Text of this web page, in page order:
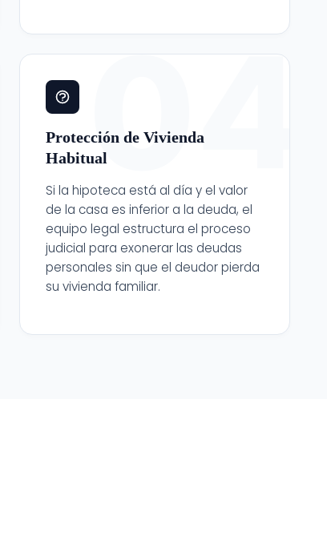
04
Protección de Vivienda
Habitual
Si la hipoteca está al día y el valor
de la casa es inferior a la deuda, el
equipo legal estructura el proceso
judicial para exonerar las deudas
personales sin que el deudor pierda
su vivienda familiar.